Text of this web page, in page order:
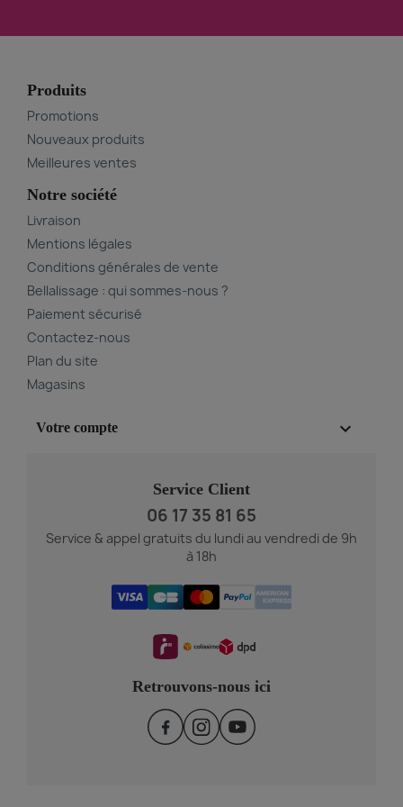
Produits
Promotions
Nouveaux produits
Meilleures ventes
Notre société
Livraison
Mentions légales
Conditions générales de vente
Bellalissage : qui sommes-nous ?
Paiement sécurisé
Contactez-nous
Plan du site
Magasins
Votre compte 
Service Client
06 17 35 81 65
Service & appel gratuits du lundi au vendredi de 9h
à 18h
Retrouvons-nous ici